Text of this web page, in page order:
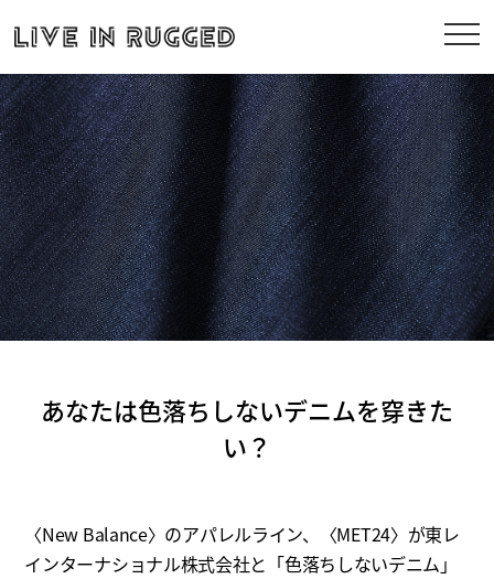
あなたは色落ちしないデニムを穿きた
い？
〈New Balance〉のアパレルライン、〈MET24〉が東レ
インターナショナル株式会社と「色落ちしないデニム」